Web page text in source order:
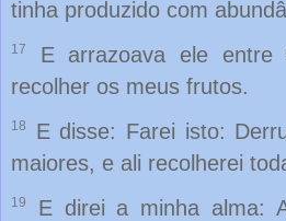
tinha produzido com
17
E arrazoava ele entre
recolher os meus frutos.
18
E disse: Farei isto:
maiores, e ali recolherei
19
E direi a minha alma: